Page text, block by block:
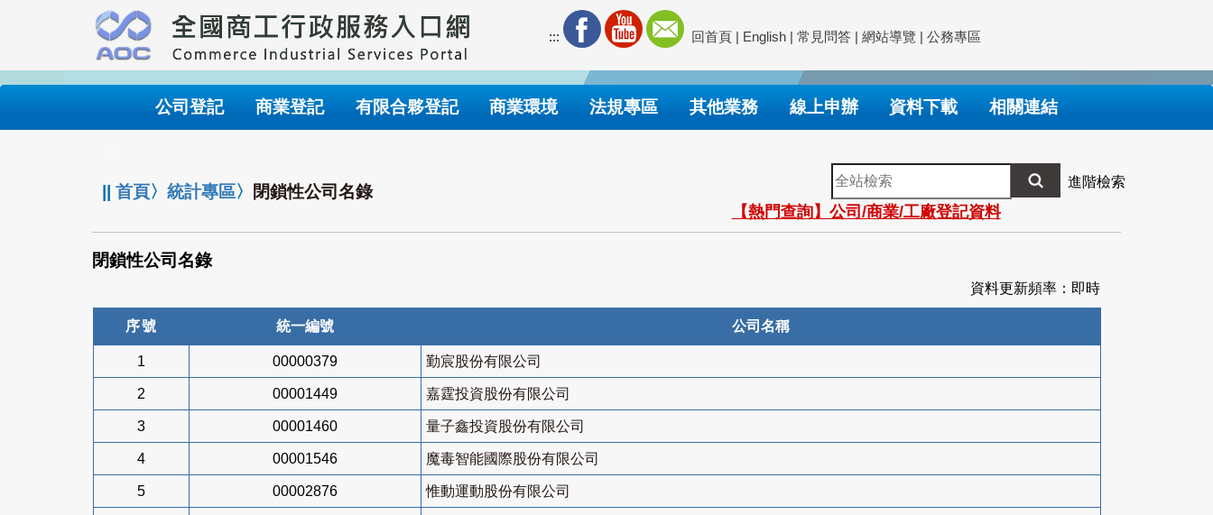
要
內
::: 回首頁 | English | 常見問答 | 網站導覽 | 公務專區
公司登記 商業登記 有限合夥登記 商業環境 法規專區 其他業務 線上申辦 資料下載 相關連結
||首頁〉統計專區〉 閉鎖性公司名錄
全
站
檢
索
進階檢索
【熱門查詢】公司/商業/工廠登記資料
閉鎖性公司名錄
資料更新頻率：即時
序號 統一編號 公司名稱
1 00000379 勤宸股份有限公司
2 00001449 嘉霆投資股份有限公司
3 00001460 量子鑫投資股份有限公司
4 00001546 魔毒智能國際股份有限公司
5 00002876 惟動運動股份有限公司